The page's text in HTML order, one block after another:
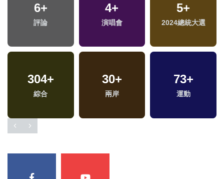
6+
評論
4+
演唱會
5+
2024總統大選
304+
綜合
30+
兩岸
73+
運動